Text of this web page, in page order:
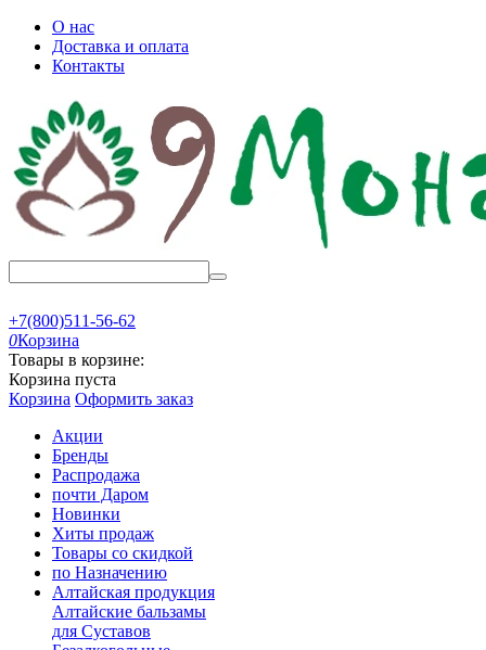
О нас
Доставка и оплата
Контакты
+7(800)511-56-62
0Корзина
Товары в корзине:
Корзина пуста
Корзина Оформить заказ
Акции
Бренды
Распродажа
почти Даром
Новинки
Хиты продаж
Товары со скидкой
по Назначению
Алтайская продукция
Алтайские бальзамы
для Суставов